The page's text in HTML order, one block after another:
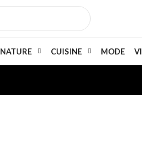
NATURE CUISINE MODE